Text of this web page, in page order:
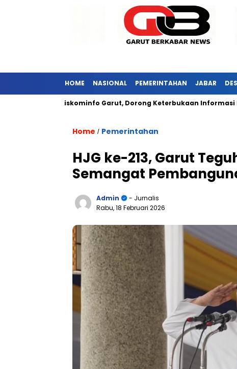
HOME NASIONAL PEMERINTAHAN JABAR
Diskominfo Garut, Dorong Keterbukaan Informasi Publik
Home / Pemerintahan
HJG ke-213, Garut
Semangat
Admin
- Jurnalis
Rabu, 18 Februari 2026